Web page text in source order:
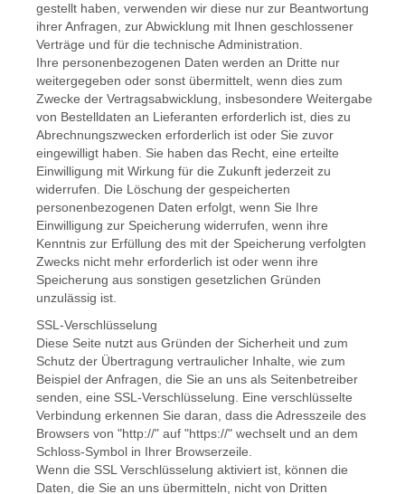
gestellt haben, verwenden wir diese nur zur Beantwortung
ihrer Anfragen, zur Abwicklung mit Ihnen geschlossener
Verträge und für die technische Administration.
Ihre personenbezogenen Daten werden an Dritte nur
weitergegeben oder sonst übermittelt, wenn dies zum
Zwecke der Vertragsabwicklung, insbesondere Weitergabe
von Bestelldaten an Lieferanten erforderlich ist, dies zu
Abrechnungszwecken erforderlich ist oder Sie zuvor
eingewilligt haben. Sie haben das Recht, eine erteilte
Einwilligung mit Wirkung für die Zukunft jederzeit zu
widerrufen. Die Löschung der gespeicherten
personenbezogenen Daten erfolgt, wenn Sie Ihre
Einwilligung zur Speicherung widerrufen, wenn ihre
Kenntnis zur Erfüllung des mit der Speicherung verfolgten
Zwecks nicht mehr erforderlich ist oder wenn ihre
Speicherung aus sonstigen gesetzlichen Gründen
unzulässig ist.
SSL-Verschlüsselung
Diese Seite nutzt aus Gründen der Sicherheit und zum
Schutz der Übertragung vertraulicher Inhalte, wie zum
Beispiel der Anfragen, die Sie an uns als Seitenbetreiber
senden, eine SSL-Verschlüsselung. Eine verschlüsselte
Verbindung erkennen Sie daran, dass die Adresszeile des
Browsers von "http://" auf "https://" wechselt und an dem
Schloss-Symbol in Ihrer Browserzeile.
Wenn die SSL Verschlüsselung aktiviert ist, können die
Daten, die Sie an uns übermitteln, nicht von Dritten